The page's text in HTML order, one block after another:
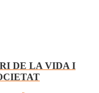
DE LA VIDA I